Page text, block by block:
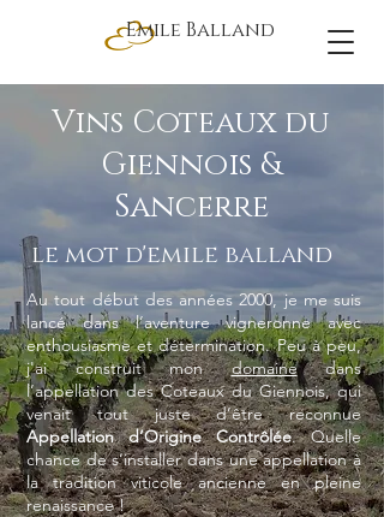
Emile Balland
Vins Coteaux du
Giennois &
Sancerre
le mot d'emile balland
Au tout début des années 2000, je me suis
lancé dans l’aventure vigneronne avec
enthousiasme et détermination. Peu à peu,
j'ai construit mondomainedans
l’appellation des Coteaux du Giennois, qui
venait tout juste d’être reconnue
Appellation d’Origine Contrôlée. Quelle
chance de s’installer dans une appellation à
la tradition viticole ancienne en pleine
renaissance !